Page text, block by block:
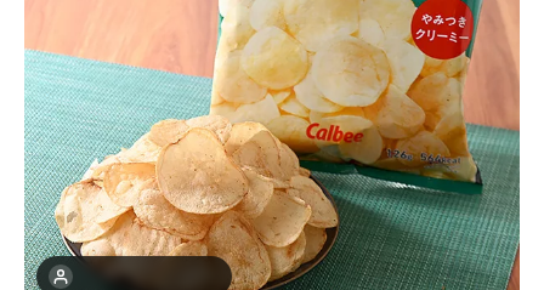
최근 1주간 16명 구매